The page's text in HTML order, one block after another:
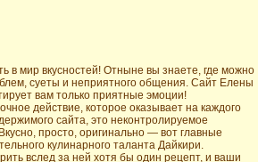
в мир вкусностей! Отныне вы знаете, где можно
суеты и неприятного общения. Сайт Елены
вам только приятные эмоции!
действие, которое оказывает на каждого
сайта, это неконтролируемое
просто, оригинально — вот главные
кулинарного таланта Дайкири.
вслед за ней хотя бы один рецепт, и ваши